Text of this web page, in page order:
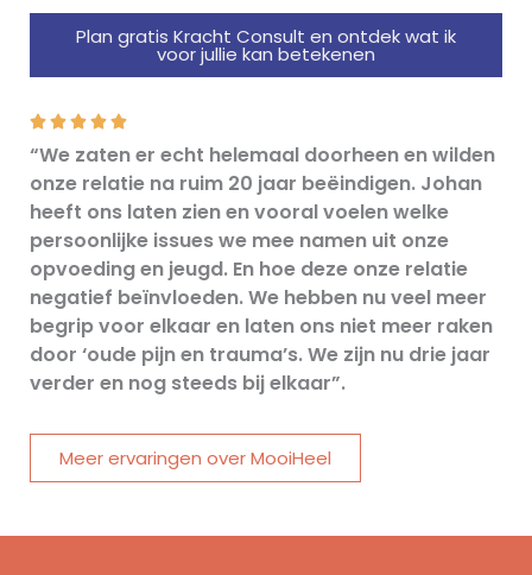
Plan gratis Kracht Consult en ontdek wat ik
voor jullie kan betekenen
    5
/
5
“We zaten er echt helemaal doorheen en wilden
onze relatie na ruim 20 jaar beëindigen. Johan
heeft ons laten zien en vooral voelen welke
persoonlijke issues we mee namen uit onze
opvoeding en jeugd. En hoe deze onze relatie
negatief beïnvloeden. We hebben nu veel meer
begrip voor elkaar en laten ons niet meer raken
door ‘oude pijn en trauma’s. We zijn nu drie jaar
verder en nog steeds bij elkaar”.
Meer ervaringen over MooiHeel